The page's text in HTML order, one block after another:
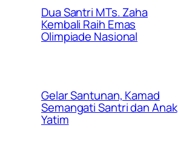
Dua Santri MTs. Zaha
Kembali Raih Emas
Olimpiade Nasional
Gelar Santunan, Kamad
Semangati Santri dan Anak
Yatim